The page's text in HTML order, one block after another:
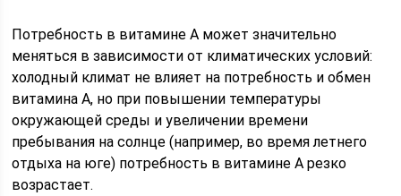
Потребность в витамине А может значительно
меняться в зависимости от климатических условий:
холодный климат не влияет на потребность и обмен
витамина А, но при повышении температуры
окружающей среды и увеличении времени
пребывания на солнце (например, во время летнего
отдыха на юге) потребность в витамине А резко
возрастает.